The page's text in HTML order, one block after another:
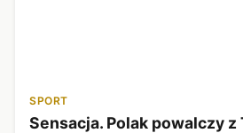
SPORT
Sensacja. Polak powalczy z